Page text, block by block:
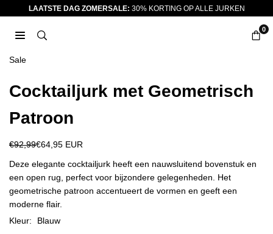
naar
inhoud
LAATSTE DAG ZOMERSALE: 30% KORTING OP ALLE JURKEN
0
Sale
Cocktailjurk met Geometrisch
Patroon
Reguliere
prijs
€92,99€64,95 EUR
Deze elegante cocktailjurk heeft een nauwsluitend bovenstuk en
een open rug, perfect voor bijzondere gelegenheden. Het
geometrische patroon accentueert de vormen en geeft een
moderne flair.
Kleur:
Blauw